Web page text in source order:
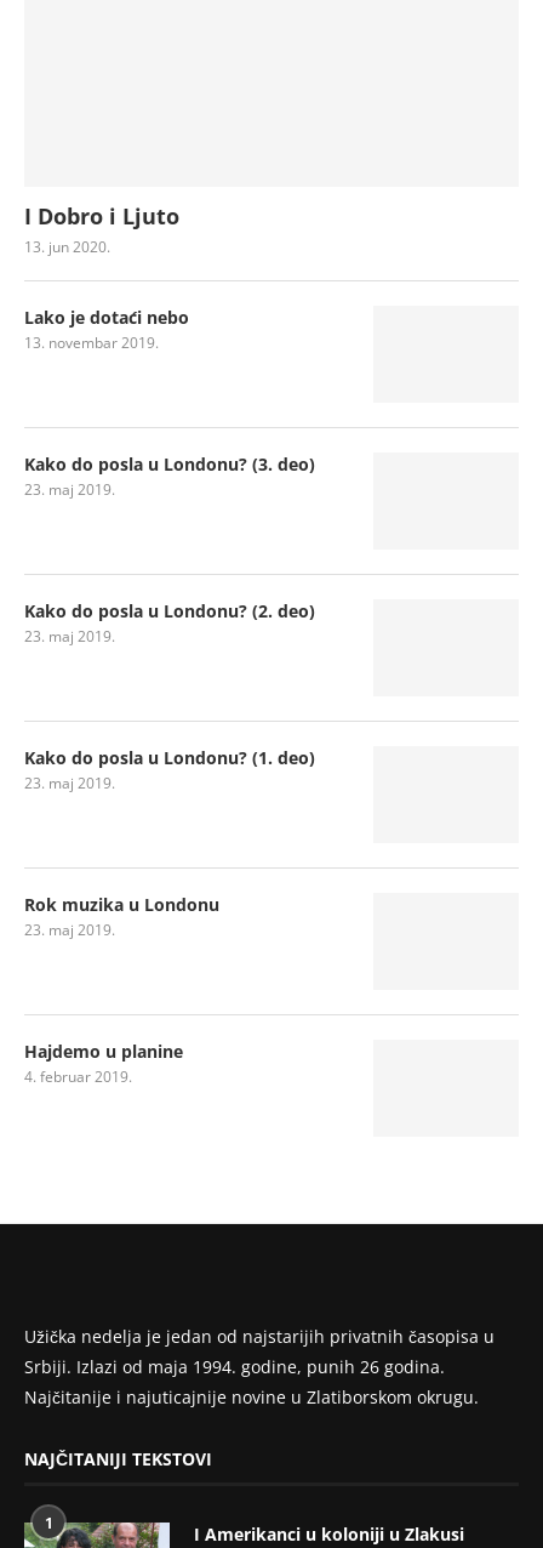
I Dobro i Ljuto
13. jun 2020.
Lako je dotaći nebo
13. novembar 2019.
Kako do posla u Londonu? (3. deo)
23. maj 2019.
Kako do posla u Londonu? (2. deo)
23. maj 2019.
Kako do posla u Londonu? (1. deo)
23. maj 2019.
Rok muzika u Londonu
23. maj 2019.
Hajdemo u planine
4. februar 2019.
Užička nedelja je jedan od najstarijih privatnih časopisa u
Srbiji. Izlazi od maja 1994. godine, punih 26 godina.
Najčitanije i najuticajnije novine u Zlatiborskom okrugu.
NAJČITANIJI TEKSTOVI
1 I Amerikanci u koloniji u Zlakusi